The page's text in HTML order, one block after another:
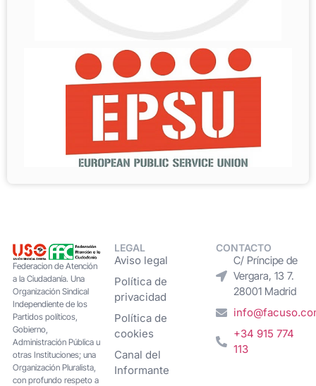
Federacion de Atención
a la Ciudadanía. Una
Organización Sindical
Independiente de los
Partidos políticos,
Gobierno,
Administración Pública u
otras Instituciones; una
Organización Pluralista,
con profundo respeto a
LEGAL
Aviso legal
Política de
privacidad
Política de
cookies
Canal del
Informante
CONTACTO
C/ Príncipe de
Vergara, 13 7.
28001 Madrid
+34 915 774
113